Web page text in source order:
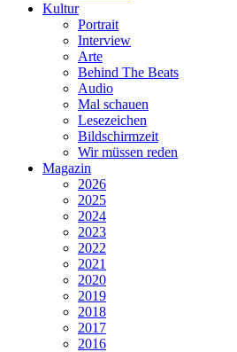
Kultur
Portrait
Interview
Arte
Behind The Beats
Audio
Mal schauen
Lesezeichen
Bildschirmzeit
Wir müssen reden
Magazin
2026
2025
2024
2023
2022
2021
2020
2019
2018
2017
2016